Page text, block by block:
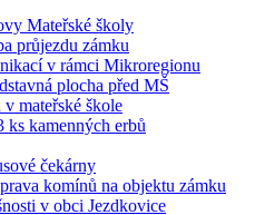
Mateřské školy
průjezdu zámku
v rámci Mikroregionu
plocha před MŠ
mateřské škole
ks kamenných erbů
čekárny
komínů na objektu zámku
v obci Jezdkovice